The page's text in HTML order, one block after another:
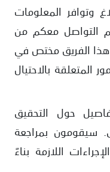
وتوافر المعلومات
التواصل معكم من
هذا الفريق مختص في
المتعلقة بالاحتيال
حول التحقيق
سيقومون بمراجعة
اللازمة بناءً